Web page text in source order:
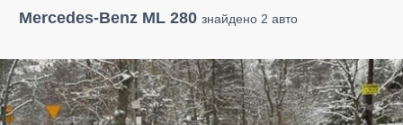
Mercedes-Benz ML 280 знайдено 2 авто